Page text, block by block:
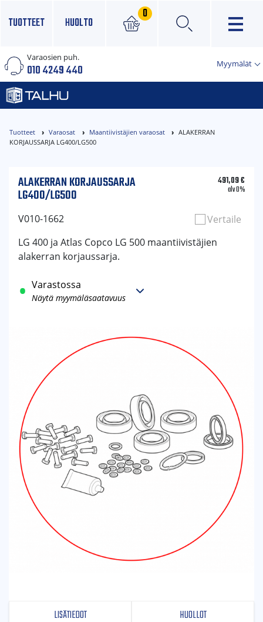
TUOTTEET HUOLTO
0
×
Varaosien puh.
010 4249 440 Myymälät
Tuotteet Varaosat Maantiivistäjien varaosat
ALAKERRAN
KORJAUSSARJA LG400/LG500
ALAKERRAN KORJAUSSARJA
LG400/LG500
491,09€
alv 0%
V010-1662
Vertaile
LG 400 ja Atlas Copco LG 500 maantiivistäjien
alakerran korjaussarja.
Varastossa
Näytä myymäläsaatavuus
LISÄTIEDOT HUOLLOT